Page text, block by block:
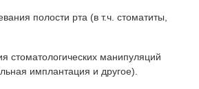
полости рта (в т.ч. стоматиты,
стоматологических манипуляций
имплантация и другое).